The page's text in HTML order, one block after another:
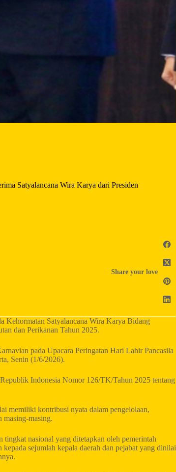
Satyalancana Wira Karya dari Presiden
Share your love
Kehormatan Satyalancana Wira Karya Bidang
dan Perikanan Tahun 2025.
pada Upacara Peringatan Hari Lahir Pancasila
Senin (1/6/2026).
Indonesia Nomor 126/TK/Tahun 2025 tentang
memiliki kontribusi nyata dalam pengelolaan,
masing-masing.
tingkat nasional yang ditetapkan oleh pemerintah
sejumlah kepala daerah dan pejabat yang dinilai